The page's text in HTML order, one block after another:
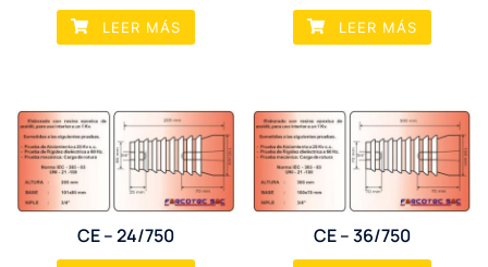
LEER MÁS LEER MÁS
CE – 24/750 CE – 36/750